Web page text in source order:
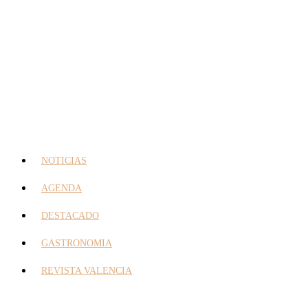
NOTICIAS
AGENDA
DESTACADO
GASTRONOMIA
REVISTA VALENCIA